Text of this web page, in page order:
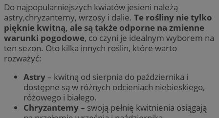
Do najpopularniejszych kwiatów jesieni należą
astry,chryzantemy, wrzosy i dalie. Te rośliny nie tylko
pięknie kwitną, ale są także odporne na zmienne
warunki pogodowe, co czyni je idealnym wyborem na
ten sezon. Oto kilka innych roślin, które warto
rozważyć:
Astry– kwitną od sierpnia do października i
dostępne są w różnych odcieniach niebieskiego,
różowego i białego.
Chryzantemy– swoją pełnię kwitnienia osiągają